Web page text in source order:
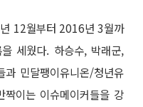
12월부터 2016년 3월까
을 세웠다. 하승수, 박래군,
과 민달팽이유니온/청년유
짝이는 이슈메이커들을 강